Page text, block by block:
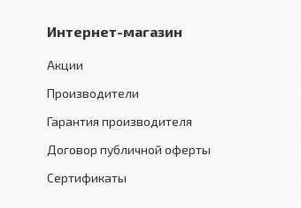
Интернет-магазин
Акции
Производители
Гарантия производителя
Договор публичной оферты
Сертификаты